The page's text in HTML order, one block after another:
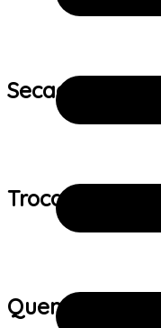
Secagem:
Trocas e
Quem viu este